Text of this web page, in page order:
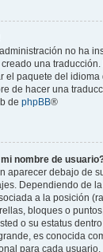
no ha
una
el paquete del idioma
de hacer una
de phpBB®
nombre de
aparecer debajo de
Dependiendo de
a la posición
bloques o
o su estatus
es conocida
para cada usuario.